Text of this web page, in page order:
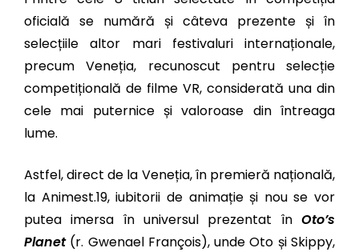
oficială se numără și câteva prezente și în
selecțiile altor mari festivaluri internaționale,
precum Veneția, recunoscut pentru selecție
competițională de filme VR, considerată una din
cele mai puternice și valoroase din întreaga
lume.
Astfel, direct de la Veneția, în premieră națională,
la Animest.19, iubitorii de animație și nou se vor
putea imersa în universul prezentat înOto’s
Planet (r. Gwenael François), unde Oto și Skippy,